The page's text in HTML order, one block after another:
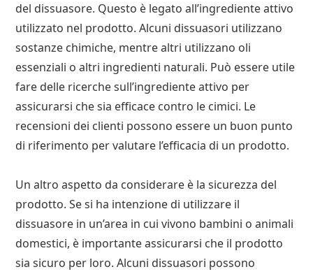
del dissuasore. Questo è legato all’ingrediente attivo
utilizzato nel prodotto. Alcuni dissuasori utilizzano
sostanze chimiche, mentre altri utilizzano oli
essenziali o altri ingredienti naturali. Può essere utile
fare delle ricerche sull’ingrediente attivo per
assicurarsi che sia efficace contro le cimici. Le
recensioni dei clienti possono essere un buon punto
di riferimento per valutare l’efficacia di un prodotto.
Un altro aspetto da considerare è la sicurezza del
prodotto. Se si ha intenzione di utilizzare il
dissuasore in un’area in cui vivono bambini o animali
domestici, è importante assicurarsi che il prodotto
sia sicuro per loro. Alcuni dissuasori possono